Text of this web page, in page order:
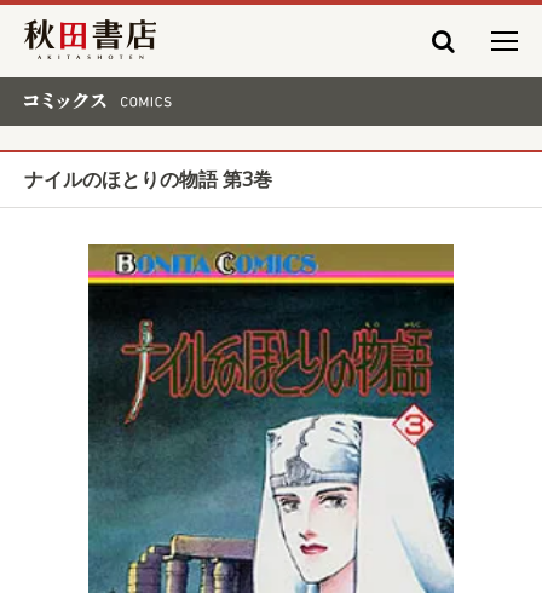
秋田書店
ナイルのほとりの物語 第3巻